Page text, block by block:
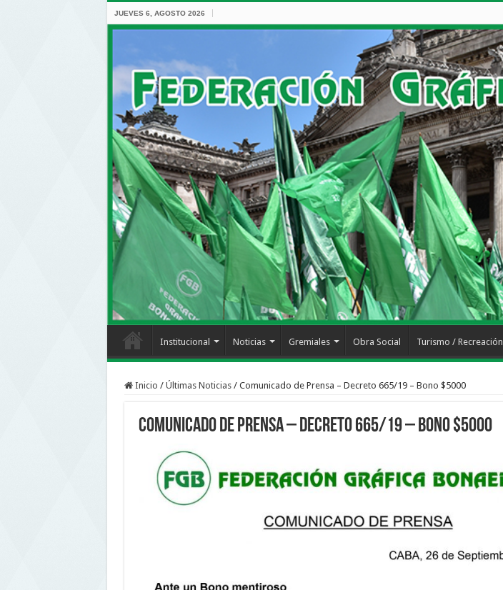
JUEVES 6, AGOSTO 2026
Institucional Noticias Gremiales Obra Social Turismo / Recreación
Inicio / Últimas Noticias / Comunicado de Prensa – Decreto 665/19 – Bono $5000
Comunicado de Prensa – Decreto 665/19 – Bono $5000